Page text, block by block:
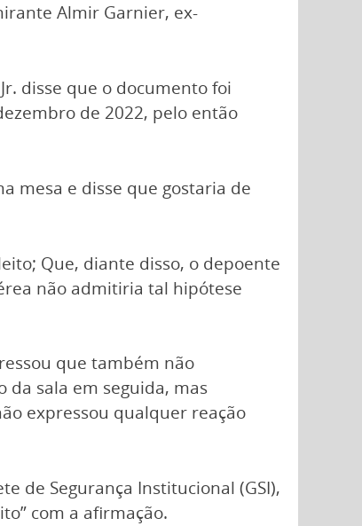
Almir Garnier, ex-
disse que o documento foi
de 2022, pelo então
mesa e disse que gostaria de
Que, diante disso, o depoente
não admitiria tal hipótese
que também não
da sala em seguida, mas
expressou qualquer reação
de Segurança Institucional (GSI),
com a afirmação.